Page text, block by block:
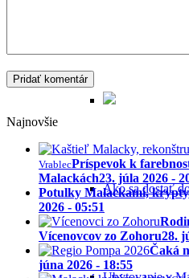
Ako sa dostať
Najnovšie
VrablecPríspevok k
Malackách23. júla 2026 -
Potulky Malackami,
2026 - 05:51
Vícenovcov zo Zohoru28.
Čaká
júna 2026 - 18:55